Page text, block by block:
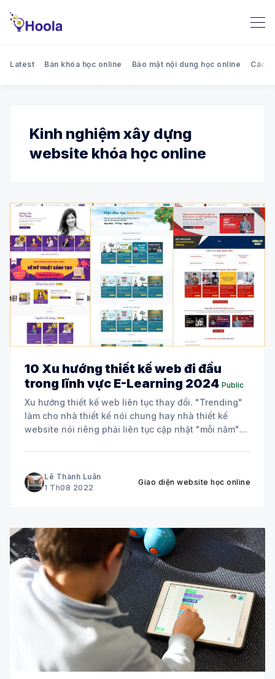
Search Hoola blog - Chia sẻ
Latest Bán khóa học online Bảo mật nội dung học online Cách
Kinh nghiệm xây dựng
website khóa học online
10 Xu hướng thiết kế web đi đầu
trong lĩnh vực E-Learning 2024 Public
Xu hướng thiết kế web liên tục thay đổi. "Trending"
làm cho nhà thiết kế nói chung hay nhà thiết kế
website nói riêng phải liên tục cập nhật "mỗi năm"
Lê Thành Luân
1 Th08 2022
Giao diện website học online